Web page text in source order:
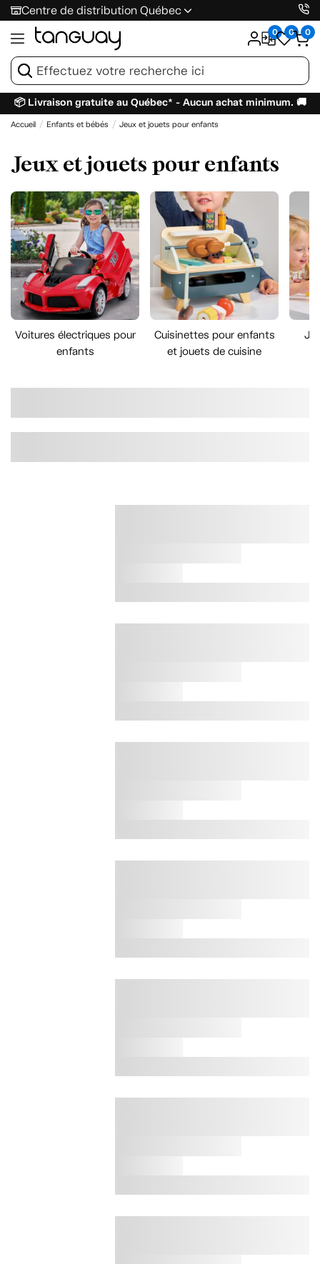
Centre de distribution Québec
0 0 0
📦 Livraison gratuite au Québec* - Aucun achat minimum. 🚚
Accueil Enfants et bébés Jeux et jouets pour enfants
Jeux et jouets pour enfants
Voitures électriques pour
enfants
Cuisinettes pour enfants
et jouets de cuisine